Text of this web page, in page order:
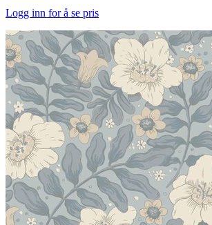
Logg inn for å se pris